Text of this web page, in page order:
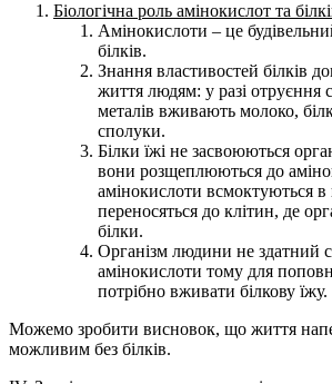
Біологічна роль амінокислот та
Амінокислоти – це
білків.
Знання властивостей білків
життя людям: у разі отруєння
металів вживають молоко,
сполуки.
Білки їжі не засвоюються
вони розщеплюються до
амінокислоти всмоктуються
переносяться до клітин, де
білки.
Організм людини не здатний
амінокислоти тому для
потрібно вживати білкову їжу.
Можемо зробити висновок, що життя
можливим без білків.